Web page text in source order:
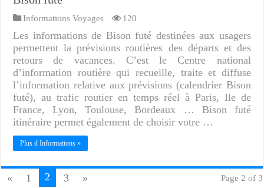
Informations Voyages 120
Les informations de Bison futé destinées aux usagers
permettent la prévisions routières des départs et des
retours de vacances. C’est le Centre national
d’information routière qui recueille, traite et diffuse
l’information relative aux prévisions (calendrier Bison
futé), au trafic routier en temps réel à Paris, Ile de
France, Lyon, Toulouse, Bordeaux … Bison futé
itinéraire permet également de choisir votre …
Plus d Informations »
Page 2 of 3
« 1 2 3 »